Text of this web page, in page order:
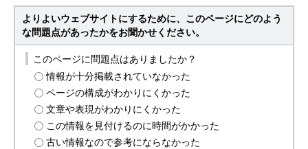
よりよいウェブサイトにするために、このページにどのよう
な問題点があったかをお聞かせください。
このページに問題点はありましたか？
情報が十分掲載されていなかった
ページの構成がわかりにくかった
文章や表現がわかりにくかった
この情報を見付けるのに時間がかかった
古い情報なので参考にならなかった